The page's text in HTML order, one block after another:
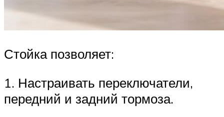
Стойка позволяет:
1. Настраивать переключатели,
передний и задний тормоза.